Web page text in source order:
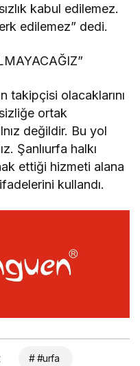
kabul edilemez.
edilemez” dedi.
takipçisi olacaklarını
ortak
değildir. Bu yol
Şanlıurfa halkı
ettiği hizmeti alana
kullandı.
# #urfa